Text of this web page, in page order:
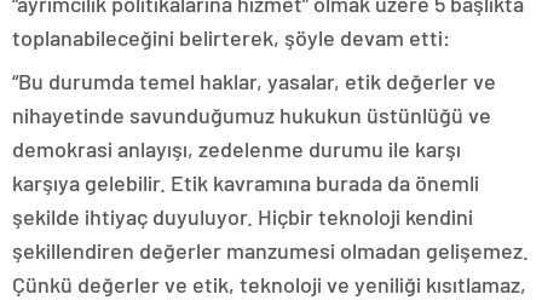
toplanabileceğini belirterek, şöyle devam etti:
“Bu durumda temel haklar, yasalar, etik değerler ve
nihayetinde savunduğumuz hukukun üstünlüğü ve
demokrasi anlayışı, zedelenme durumu ile karşı
karşıya gelebilir. Etik kavramına burada da önemli
şekilde ihtiyaç duyuluyor. Hiçbir teknoloji kendini
şekillendiren değerler manzumesi olmadan gelişemez.
Çünkü değerler ve etik, teknoloji ve yeniliği kısıtlamaz,